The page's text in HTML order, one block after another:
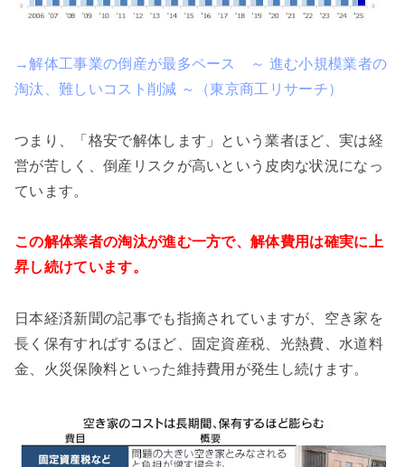
→解体工事業の倒産が最多ペース ～ 進む小規模業者の
淘汰、難しいコスト削減 ～（東京商工リサーチ）
つまり、「格安で解体します」という業者ほど、実は経
営が苦しく、倒産リスクが高いという皮肉な状況になっ
ています。
この解体業者の淘汰が進む一方で、解体費用は確実に上
昇し続けています。
日本経済新聞の記事でも指摘されていますが、空き家を
長く保有すればするほど、固定資産税、光熱費、水道料
金、火災保険料といった維持費用が発生し続けます。